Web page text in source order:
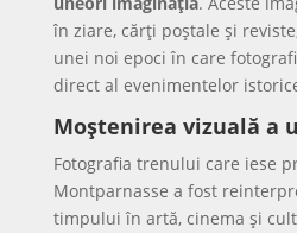
în ziare, cărți poștale și
unei noi epoci în care
direct al evenimentelor
Moștenirea vizuală a
Fotografia trenului care iese
Montparnasse a fost
timpului în artă, cinema și